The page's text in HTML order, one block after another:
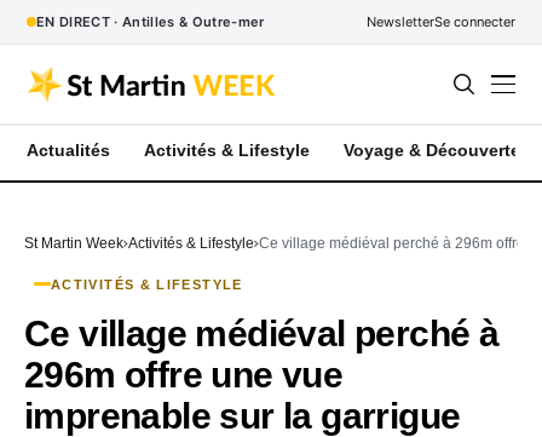
EN DIRECT · Antilles & Outre-mer NewsletterSe connecter
Actualités Activités & Lifestyle Voyage & Découverte
St Martin Week Activités & Lifestyle Ce village médiéval perché à 296m offre
ACTIVITÉS & LIFESTYLE
Ce village médiéval perché à
296m offre une vue
imprenable sur la garrigue